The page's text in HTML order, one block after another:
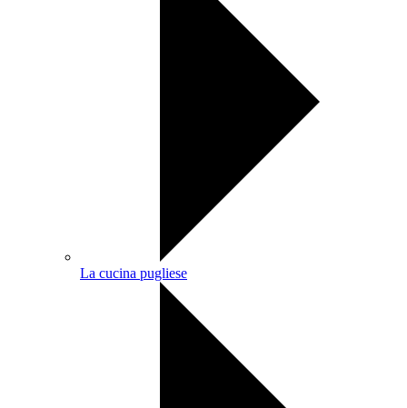
La cucina pugliese